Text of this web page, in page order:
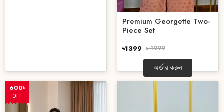
Premium Georgette Two-
Piece Set
৳1399 ৳ 1999
অর্ডার করুন
600৳
OFF